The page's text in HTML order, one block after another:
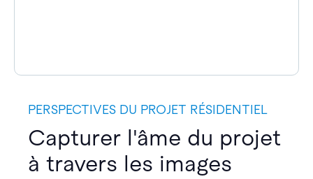
PERSPECTIVES DU PROJET RÉSIDENTIEL
Capturer l'âme du projet
à travers les images